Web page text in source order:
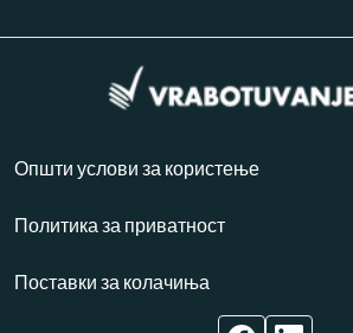
Општи услови за користење
Политика за приватност
Поставки за колачиња